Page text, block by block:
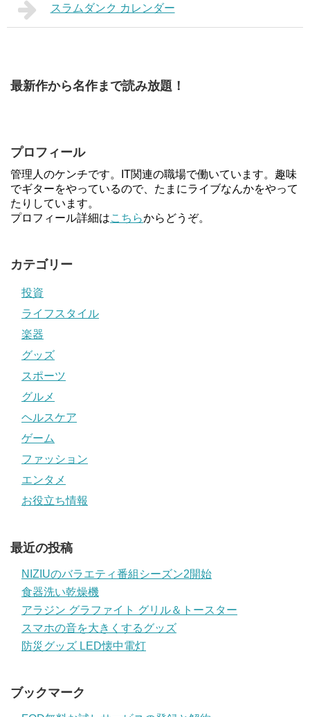
スラムダンク カレンダー
最新作から名作まで読み放題！
プロフィール
管理人のケンチです。IT関連の職場で働いています。趣味
でギターをやっているので、たまにライブなんかをやって
たりしています。
プロフィール詳細はこちらからどうぞ。
カテゴリー
投資
ライフスタイル
楽器
グッズ
スポーツ
グルメ
ヘルスケア
ゲーム
ファッション
エンタメ
お役立ち情報
最近の投稿
NIZIUのバラエティ番組シーズン2開始
食器洗い乾燥機
アラジン グラファイト グリル＆トースター
スマホの音を大きくするグッズ
防災グッズ LED懐中電灯
ブックマーク